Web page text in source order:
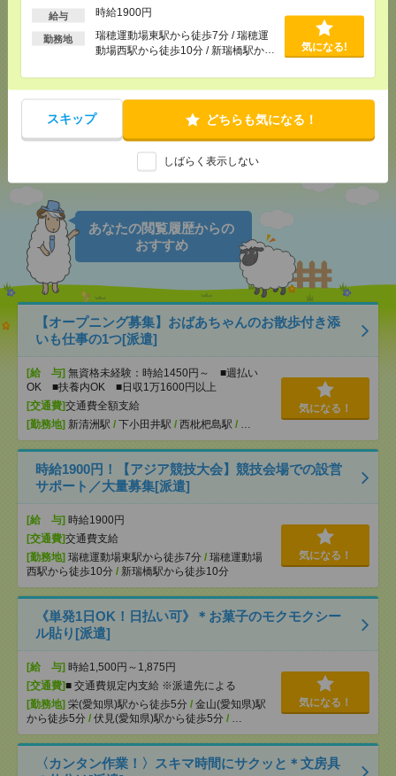
給与 時給1900円
勤務地
瑞穂運動場東駅から徒歩7分 / 瑞穂運
動場西駅から徒歩10分 / 新瑞橋駅から
気になる!
スキップ どちらも気になる！
しばらく表示しない
気になる！ 電話応募
で送る LINEで送る
ツイート
あなたの閲覧履歴からの
おすすめ
【オープニング募集】おばあちゃんのお散歩付き添
いも仕事の1つ[派遣]
[給 与] 無資格未経験：時給1450円～ ■週払い
OK ■扶養内OK ■日収1万1600円以上
[交通費]交通費全額支給
[勤務地] 新清洲駅 / 下小田井駅 / 西枇杷島駅 / …
気になる！
時給1900円！【アジア競技大会】競技会場での設営
サポート／大量募集[派遣]
[給 与] 時給1900円
[交通費]交通費支給
[勤務地] 瑞穂運動場東駅から徒歩7分 / 瑞穂運動場
西駅から徒歩10分 / 新瑞橋駅から徒歩10分
気になる！
《単発1日OK！日払い可》＊お菓子のモクモクシー
ル貼り[派遣]
[給 与] 時給1,500円～1,875円
[交通費]■ 交通費規定内支給 ※派遣先による
[勤務地] 栄(愛知県)駅から徒歩5分 / 金山(愛知県)駅
から徒歩5分 / 伏見(愛知県)駅から徒歩5分 / …
気になる！
〈カンタン作業！〉スキマ時間にサクッと＊文房具